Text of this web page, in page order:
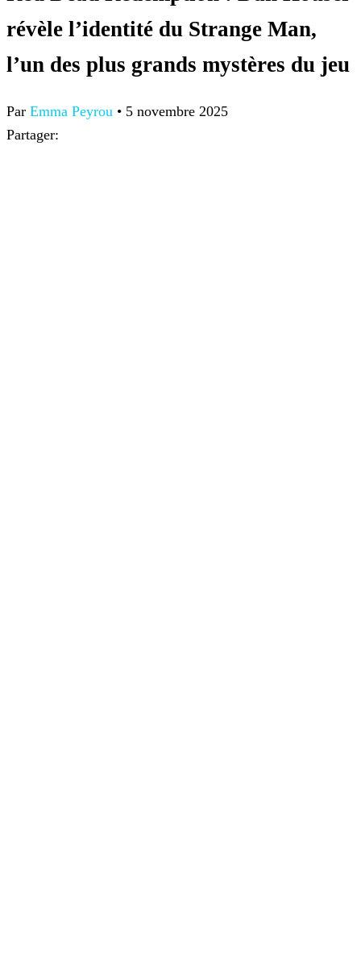
révèle l’identité du Strange Man,
l’un des plus grands mystères du jeu
Par Emma Peyrou • 5 novembre 2025
Partager: